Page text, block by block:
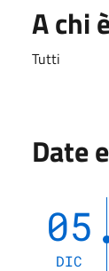
A chi
Tutti
Date
05
DIC